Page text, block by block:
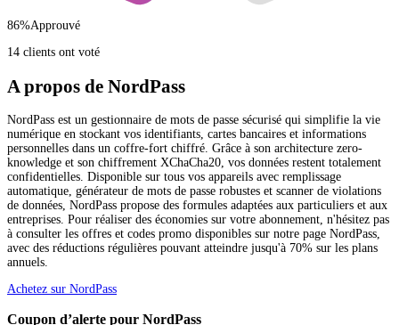
86%Approuvé
14 clients ont voté
A propos de NordPass
NordPass est un gestionnaire de mots de passe sécurisé qui simplifie la vie
numérique en stockant vos identifiants, cartes bancaires et informations
personnelles dans un coffre-fort chiffré. Grâce à son architecture zero-
knowledge et son chiffrement XChaCha20, vos données restent totalement
confidentielles. Disponible sur tous vos appareils avec remplissage
automatique, générateur de mots de passe robustes et scanner de violations
de données, NordPass propose des formules adaptées aux particuliers et aux
entreprises. Pour réaliser des économies sur votre abonnement, n'hésitez pas
à consulter les offres et codes promo disponibles sur notre page NordPass,
avec des réductions régulières pouvant atteindre jusqu'à 70% sur les plans
annuels.
Achetez sur NordPass
Coupon d’alerte pour NordPass